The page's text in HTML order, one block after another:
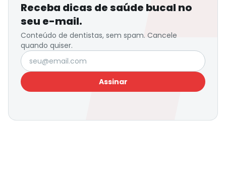
Receba dicas de saúde bucal no
seu e-mail.
Conteúdo de dentistas, sem spam. Cancele
quando quiser.
Seu e-mail
Assinar